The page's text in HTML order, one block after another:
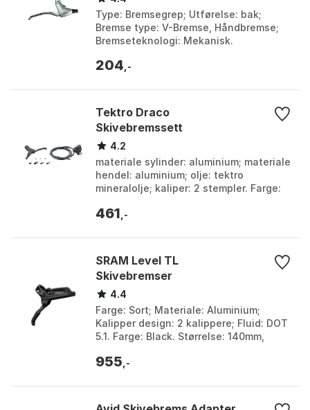
Type: Bremsegrep; Utførelse: bak;
Bremse type: V-Bremse, Håndbremse;
Bremseteknologi: Mekanisk.
204 ,-
Tektro Draco
Skivebremssett
4.2
materiale sylinder: aluminium; materiale
hendel: aluminium; olje: tektro
mineralolje; kaliper: 2 stempler. Farge:
461 ,-
SRAM Level TL
Skivebremser
4.4
Farge: Sort; Materiale: Aluminium;
Kalipper design: 2 kalippere; Fluid: DOT
5.1. Farge: Black. Størrelse: 140mm,
955 ,-